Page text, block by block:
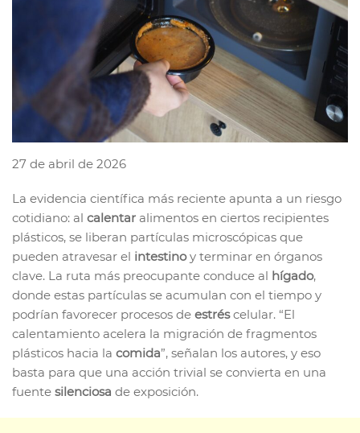
27 de abril de 2026
La evidencia científica más reciente apunta a un riesgo
cotidiano: al calentar alimentos en ciertos recipientes
plásticos, se liberan partículas microscópicas que
pueden atravesar el intestinoy terminar en órganos
clave. La ruta más preocupante conduce al hígado,
donde estas partículas se acumulan con el tiempo y
podrían favorecer procesos de estréscelular. “El
calentamiento acelera la migración de fragmentos
plásticos hacia la comida”, señalan los autores, y eso
basta para que una acción trivial se convierta en una
fuente silenciosa de exposición.